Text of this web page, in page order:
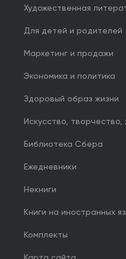
Художественная
Для детей и родителей
Маркетинг и продажи
Экономика и политика
Здоровый образ жизни
Искусство, творчество,
Библиотека Сбера
Ежедневники
Некниги
Книги на иностранных
Комплекты